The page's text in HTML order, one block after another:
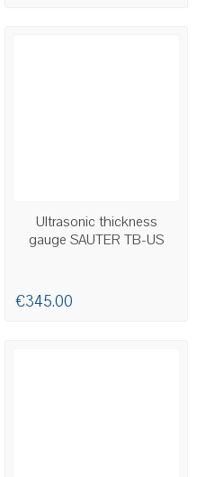
AVAILABLE
Ultrasonic thickness
gauge SAUTER TB-US
€345.00